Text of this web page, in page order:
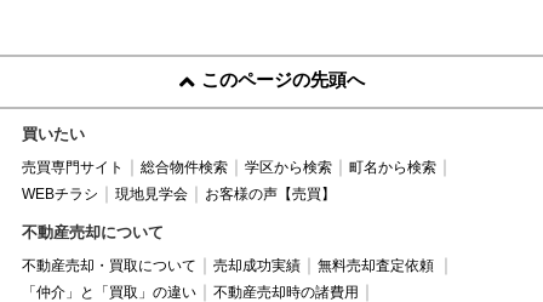
このページの先頭へ
買いたい
売買専門サイト 総合物件検索 学区から検索
町名から検索
WEBチラシ
現地見学会 お客様の声【売買】
不動産売却について
不動産売却・買取について 売却成功実績
無料売却査定依頼
「仲介」と「買取」の違い
不動産売却時の諸費用